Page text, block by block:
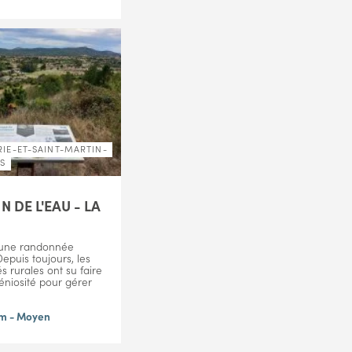
ET-SAINT-MARTIN-
DE L'EAU - LA
randonnée
toujours, les
rurales ont su faire
pour gérer
- Moyen